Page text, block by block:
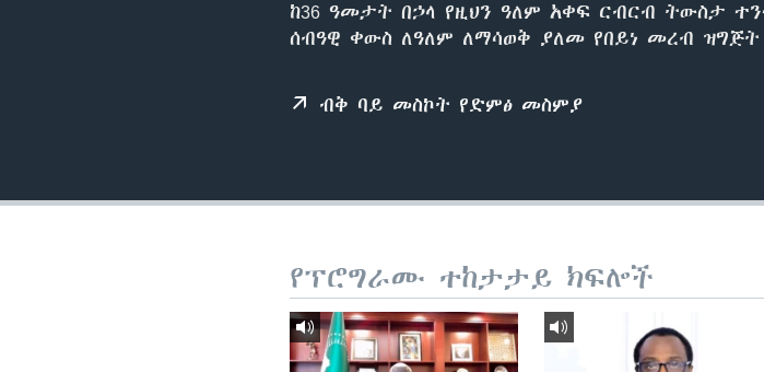
ከ36 ዓመታት በኃላ የዚህን ዓለም አቀፍ ርብርብ ትውስታ
ሰብዓዊ ቀውስ ለዓለም ለማሳወቅ ያለመ የበይነ መረብ ዝግጅት
ብቅ ባይ መስኮት የድምፅ መስምያ
የፕሮግራሙ ተከታታይ ክፍሎች